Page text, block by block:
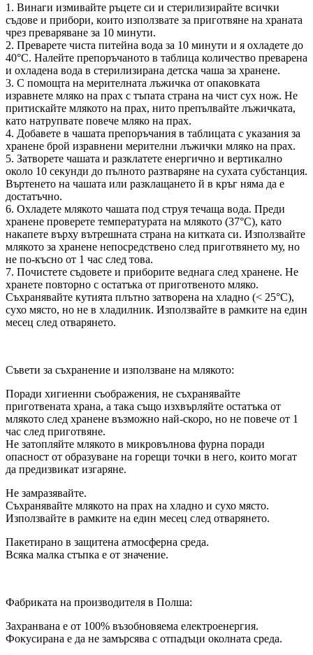
1. Винаги измивайте ръцете си и стерилизирайте всички
съдове и прибори, които използвате за приготвяне на храната
чрез преваряване за 10 минути.
2. Преварете чиста питейна вода за 10 минути и я охладете до
40°C. Налейте препоръчаното в таблица количество преварена
и охладена вода в стерилизирана детска чаша за хранене.
3. С помощта на мерителната лъжичка от опаковката
изравнете мляко на прах с тъпата страна на чист сух нож. Не
притискайте млякото на прах, нито препълвайте лъжичката,
като натрупвате повече мляко на прах.
4. Добавете в чашата препоръчания в таблицата с указания за
хранене брой изравнени мерителни лъжички мляко на прах.
5. Затворете чашата и разклатете енергично и вертикално
около 10 секунди до пълното разтваряне на сухата субстанция.
Въртенето на чашата или разклащането й в кръг няма да е
достатъчно.
6. Охладете млякото чашата под струя течаща вода. Преди
хранене проверете температурата на млякото (37°C), като
накапете върху вътрешната страна на китката си. Използвайте
млякото за хранене непосредствено след приготвянето му, но
не по-късно от 1 час след това.
7. Почистете съдовете и приборите веднага след хранене. Не
хранете повторно с остатъка от приготвеното мляко.
Съхранявайте кутията плътно затворена на хладно (< 25°C),
сухо място, но не в хладилник. Използвайте в рамките на един
месец след отварянето.
Съвети за съхранение и използване на млякото:
Поради хигиенни съображения, не съхранявайте
приготвената храна, а така също изхвърляйте остатъка от
млякото след хранене възможно най-скоро, но не повече от 1
час след приготвяне.
Не затопляйте млякото в микровълнова фурна поради
опасност от образуване на горещи точки в него, които могат
да предизвикат изгаряне.
Не замразявайте.
Съхранявайте млякото на прах на хладно и сухо място.
Използвайте в рамките на един месец след отварянето.
Пакетирано в защитена атмосферна среда.
Всяка малка стъпка е от значение.
Фабриката на производителя в Полша:
Захранвана е от 100% възобновяема електроенергия.
Фокусирана е да не замърсява с отпадъци околната среда.